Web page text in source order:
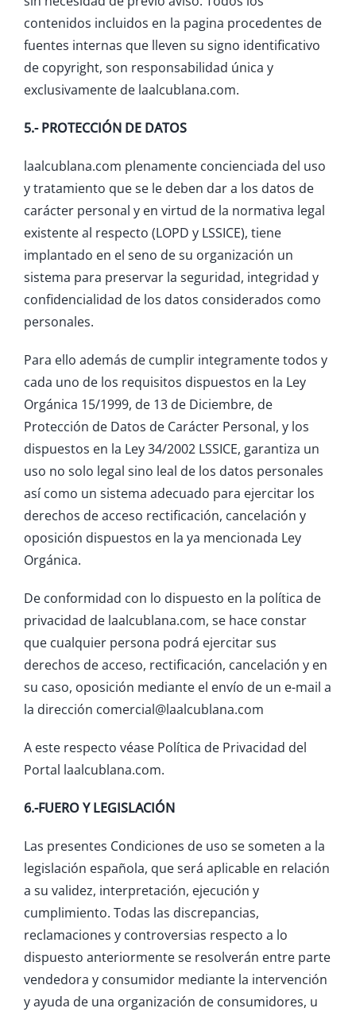
contenidos incluidos en la pagina procedentes de
fuentes internas que lleven su signo identificativo
de copyright, son responsabilidad única y
exclusivamente de laalcublana.com.
5.- PROTECCIÓN DE DATOS
laalcublana.com plenamente concienciada del uso
y tratamiento que se le deben dar a los datos de
carácter personal y en virtud de la normativa legal
existente al respecto (LOPD y LSSICE), tiene
implantado en el seno de su organización un
sistema para preservar la seguridad, integridad y
confidencialidad de los datos considerados como
personales.
Para ello además de cumplir integramente todos y
cada uno de los requisitos dispuestos en la Ley
Orgánica 15/1999, de 13 de Diciembre, de
Protección de Datos de Carácter Personal, y los
dispuestos en la Ley 34/2002 LSSICE, garantiza un
uso no solo legal sino leal de los datos personales
así como un sistema adecuado para ejercitar los
derechos de acceso rectificación, cancelación y
oposición dispuestos en la ya mencionada Ley
Orgánica.
De conformidad con lo dispuesto en la política de
privacidad de laalcublana.com, se hace constar
que cualquier persona podrá ejercitar sus
derechos de acceso, rectificación, cancelación y en
su caso, oposición mediante el envío de un e-mail a
la dirección comercial@laalcublana.com
A este respecto véase Política de Privacidad del
Portal laalcublana.com.
6.-FUERO Y LEGISLACIÓN
Las presentes Condiciones de uso se someten a la
legislación española, que será aplicable en relación
a su validez, interpretación, ejecución y
cumplimiento. Todas las discrepancias,
reclamaciones y controversias respecto a lo
dispuesto anteriormente se resolverán entre parte
vendedora y consumidor mediante la intervención
y ayuda de una organización de consumidores, u